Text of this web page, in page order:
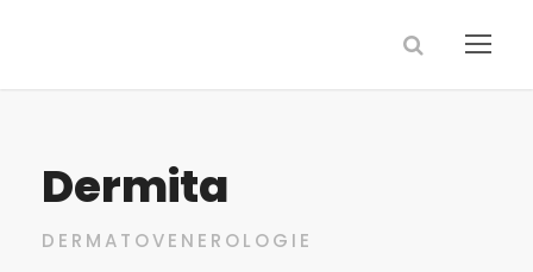
Dermita
DERMATOVENEROLOGIE